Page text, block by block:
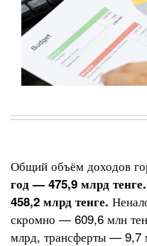
Общий объём доходов
год — 475,9 млрд тенге.
458,2 млрд тенге.
скромно — 609,6 млн
млрд, трансферты — 9,7